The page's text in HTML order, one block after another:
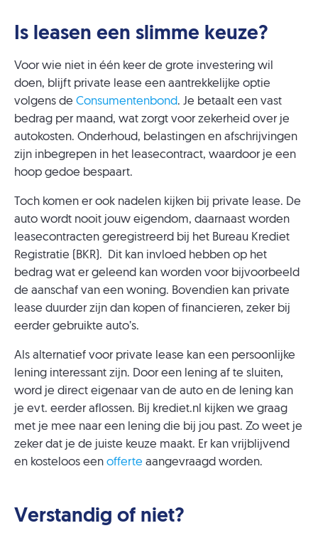
Is leasen een slimme keuze?
Voor wie niet in één keer de grote investering wil
doen, blijft private lease een aantrekkelijke optie
volgens de Consumentenbond. Je betaalt een vast
bedrag per maand, wat zorgt voor zekerheid over je
autokosten. Onderhoud, belastingen en afschrijvingen
zijn inbegrepen in het leasecontract, waardoor je een
hoop gedoe bespaart.
Toch komen er ook nadelen kijken bij private lease. De
auto wordt nooit jouw eigendom, daarnaast worden
leasecontracten geregistreerd bij het Bureau Krediet
Registratie (BKR). Dit kan invloed hebben op het
bedrag wat er geleend kan worden voor bijvoorbeeld
de aanschaf van een woning. Bovendien kan private
lease duurder zijn dan kopen of financieren, zeker bij
eerder gebruikte auto’s.
Als alternatief voor private lease kan een persoonlijke
lening interessant zijn. Door een lening af te sluiten,
word je direct eigenaar van de auto en de lening kan
je evt. eerder aflossen. Bij krediet.nl kijken we graag
met je mee naar een lening die bij jou past. Zo weet je
zeker dat je de juiste keuze maakt. Er kan vrijblijvend
en kosteloos een offerte aangevraagd worden.
Verstandig of niet?